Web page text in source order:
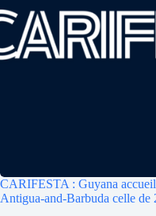
CARIFESTA : Guyana
Antigua-and-Barbuda celle de